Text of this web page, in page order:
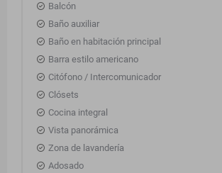
Balcón
Baño auxiliar
Baño en habitación principal
Barra estilo americano
Citófono / Intercomunicador
Clósets
Cocina integral
Vista panorámica
Zona de lavandería
Adosado